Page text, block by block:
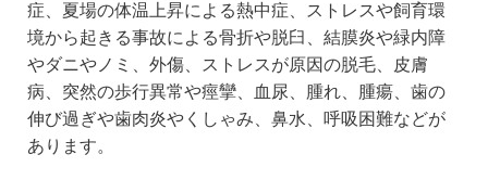
症、夏場の体温上昇による熱中症、ストレスや飼育環
境から起きる事故による骨折や脱臼、結膜炎や緑内障
やダニやノミ、外傷、ストレスが原因の脱毛、皮膚
病、突然の歩行異常や痙攣、血尿、腫れ、腫瘍、歯の
伸び過ぎや歯肉炎やくしゃみ、鼻水、呼吸困難などが
あります。